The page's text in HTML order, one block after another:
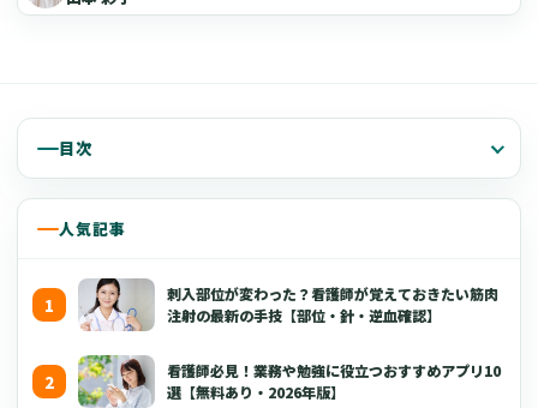
目次
人気記事
刺入部位が変わった？看護師が覚えておきたい筋肉
注射の最新の手技【部位・針・逆血確認】
看護師必見！業務や勉強に役立つおすすめアプリ10
選【無料あり・2026年版】